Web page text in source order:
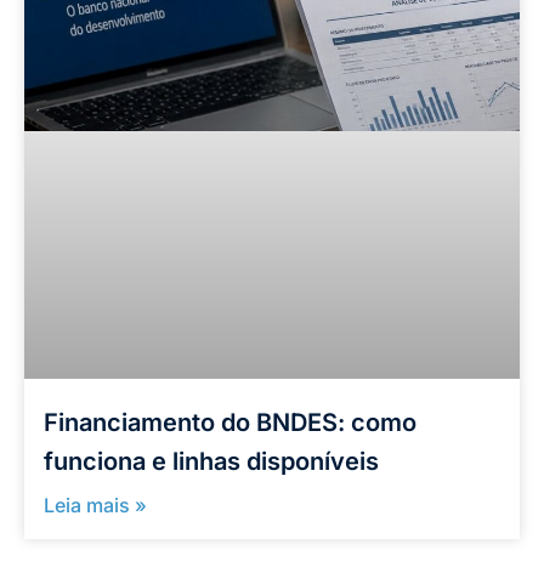
Financiamento do BNDES: como
funciona e linhas disponíveis
Leia mais »